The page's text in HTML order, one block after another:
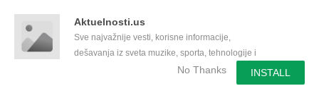
Aktuelnosti.us
Sve najvažnije vesti, korisne informacije,
dešavanja iz sveta muzike, sporta, tehnologije i
još mnogo toga zanimljivog.No Thanks INSTALL